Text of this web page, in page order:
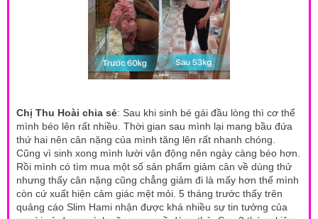
Chị Thu Hoài chia sẻ: Sau khi sinh bé gái đầu lòng thì cơ thể
mình béo lên rất nhiều. Thời gian sau mình lại mang bầu đứa
thứ hai nên cân nặng của mình tăng lên rất nhanh chóng.
Cũng vì sinh xong mình lười vận động nên ngày càng béo hơn.
Rồi mình có tìm mua một số sản phẩm giảm cân về dùng thử
nhưng thấy cân nặng cũng chẳng giảm đi là mấy hơn thế mình
còn cứ xuất hiện cảm giác mệt mỏi. 5 tháng trước thấy trên
quảng cáo Slim Hami nhận được khá nhiều sự tin tưởng của